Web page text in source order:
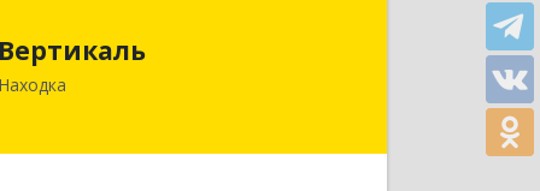
Вертикаль
Находка
692928, Приморский край, Находка г,
Подробнее